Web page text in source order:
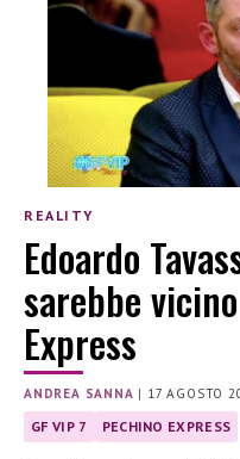
REALITY
Edoardo
sarebbe
Express
ANDREA SANNA | 17 AGOSTO
GF VIP 7 PECHINO EXPRESS